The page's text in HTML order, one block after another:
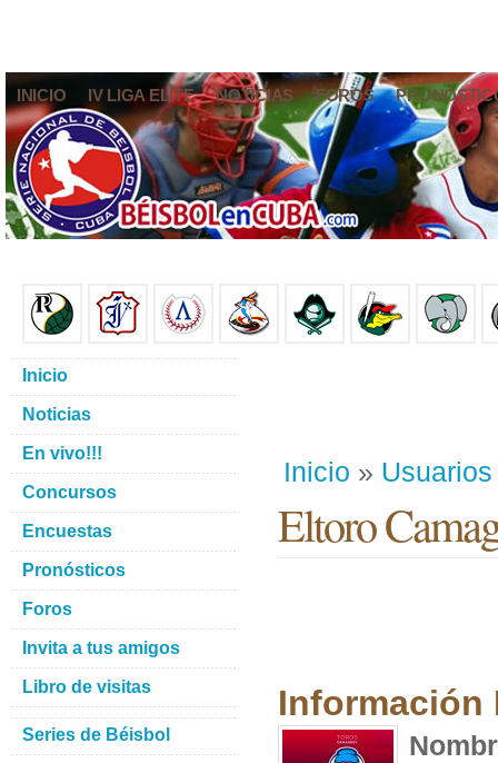
INICIO IV LIGA ELITE NOTICIAS FOROS
Inicio » Usuarios
Eltoro
Información
Inicio
Noticias
En vivo!!!
Concursos
Encuestas
Pronósticos
Foros
Invita a tus amigos
Libro de visitas
Series de Béisbol